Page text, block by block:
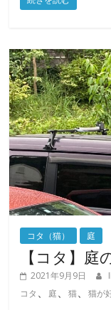
コタ（猫） 庭
【コタ】
2021年9月9日
コタ 、 庭、猫、猫が